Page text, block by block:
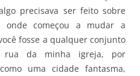
precisava ser feito sobre
onde começou a mudar a
fosse a qualquer conjunto
rua da minha igreja, por
uma cidade fantasma,